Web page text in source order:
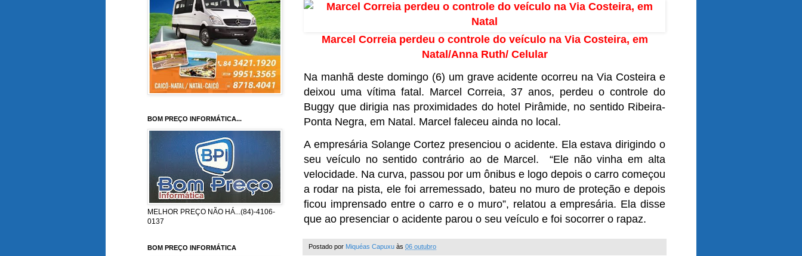
Marcel Correia perdeu o controle do veículo na Via Costeira, em
Natal/Anna Ruth/ Celular
Na manhã deste domingo (6) um grave acidente ocorreu na Via Costeira e
deixou uma vítima fatal. Marcel Correia, 37 anos, perdeu o controle do
Buggy que dirigia nas proximidades do hotel Pirâmide, no sentido Ribeira-
Ponta Negra, em Natal. Marcel faleceu ainda no local.
A empresária Solange Cortez presenciou o acidente. Ela estava dirigindo o
seu veículo no sentido contrário ao de Marcel. “Ele não vinha em alta
velocidade. Na curva, passou por um ônibus e logo depois o carro começou
a rodar na pista, ele foi arremessado, bateu no muro de proteção e depois
ficou imprensado entre o carro e o muro”, relatou a empresária. Ela disse
que ao presenciar o acidente parou o seu veículo e foi socorrer o rapaz.
Postado por Miquéas Capuxu às 06 outubro
BOM PREÇO INFORMÁTICA...
MELHOR PREÇO NÃO HÁ...(84)-4106-
0137
BOM PREÇO INFORMÁTICA